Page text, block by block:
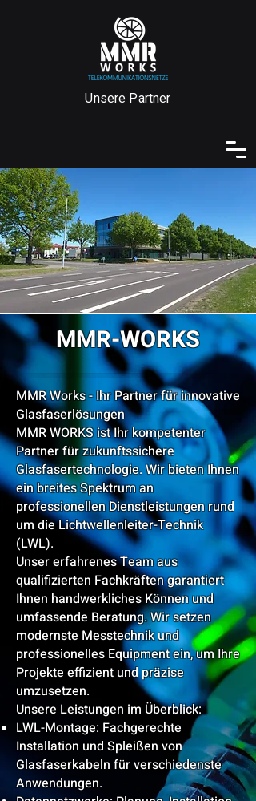
Unsere Partner
MMR-WORKS
MMR Works - Ihr Partner für innovative
Glasfaserlösungen
MMR WORKS ist Ihr kompetenter
Partner für zukunftssichere
Glasfasertechnologie. Wir bieten Ihnen
ein breites Spektrum an
professionellen Dienstleistungen rund
um die Lichtwellenleiter-Technik
(LWL).
Unser erfahrenes Team aus
qualifizierten Fachkräften garantiert
Ihnen handwerkliches Können und
umfassende Beratung. Wir setzen
modernste Messtechnik und
professionelles Equipment ein, um Ihre
Projekte effizient und präzise
umzusetzen.
Unsere Leistungen im Überblick:
LWL-Montage: Fachgerechte
Installation und Spleißen von
Glasfaserkabeln für verschiedenste
Anwendungen.